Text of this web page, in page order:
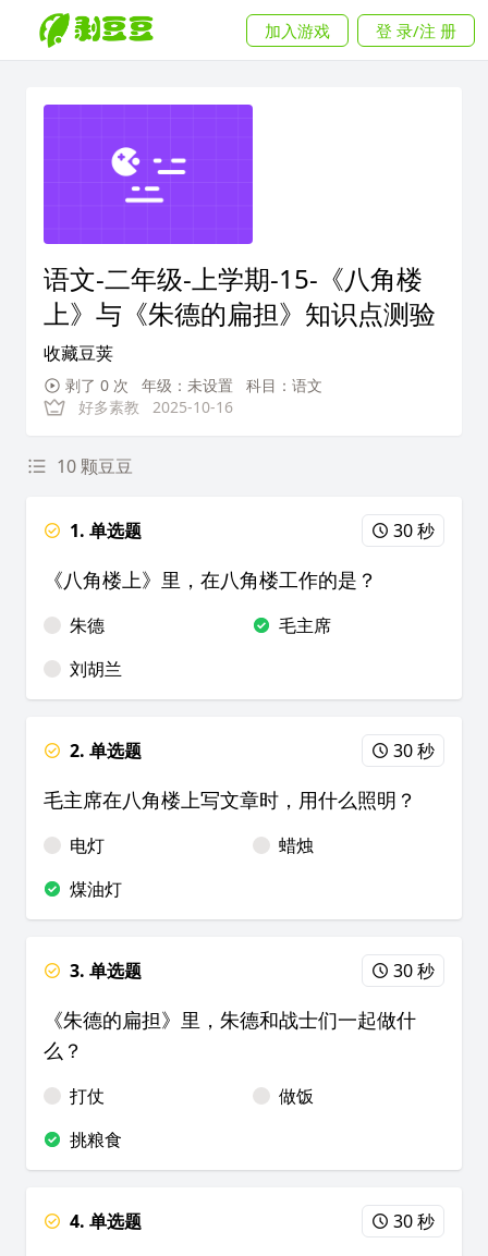
加入游戏 登 录/注 册
语文-二年级-上学期-15-《八角楼
上》与《朱德的扁担》知识点测验
收藏豆荚
剥了 0 次 年级：未设置
科目：语文
好多素教
2025-10-16
10 颗豆豆
1. 单选题 30 秒
《八角楼上》里，在八角楼工作的是？
朱德
毛主席
刘胡兰
2. 单选题 30 秒
毛主席在八角楼上写文章时，用什么照明？
电灯
蜡烛
煤油灯
3. 单选题 30 秒
《朱德的扁担》里，朱德和战士们一起做什
么？
打仗
做饭
挑粮食
4. 单选题 30 秒